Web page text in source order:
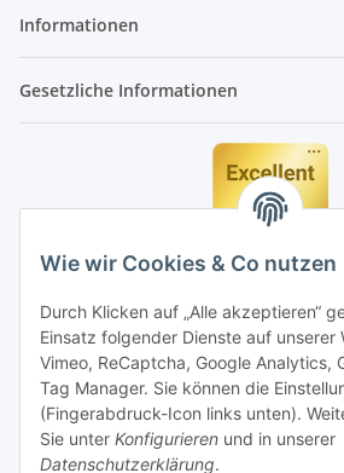
Wie wir Cookies & Co nutzen
Durch Klicken auf „Alle akzeptieren“
Einsatz folgender Dienste auf unserer
Vimeo, ReCaptcha, Google Analytics,
Tag Manager. Sie können die
(Fingerabdruck-Icon links unten).
Sie unter Konfigurieren und in unserer
Datenschutzerklärung.
Informationen
Gesetzliche Informationen